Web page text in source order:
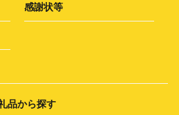
感謝状等
品から探す